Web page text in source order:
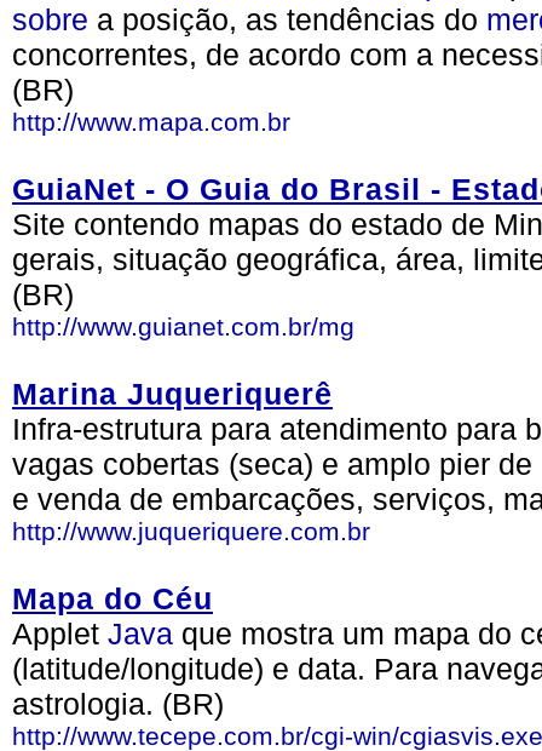
sobre a posição, as tendências do
concorrentes, de acordo com a
(BR)
http://www.mapa.com.br
GuiaNet - O Guia do Brasil -
Site contendo mapas do estado de
gerais, situação geográfica, área,
(BR)
http://www.guianet.com.br/mg
Marina Juqueriquerê
Infra-estrutura para atendimento para
vagas cobertas (seca) e amplo pier
e venda de embarcações, serviços,
http://www.juqueriquere.com.br
Mapa do Céu
Applet Java que mostra um mapa do
(latitude/longitude) e data. Para
astrologia. (BR)
http://www.tecepe.com.br/cgi-win/cgiasvis.exe